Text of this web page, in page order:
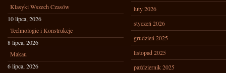
Klasyki Wszech Czasów
10 lipca, 2026
Technologie i Konstrukcje
8 lipca, 2026
Makau
6 lipca, 2026
luty 2026
styczeń 2026
grudzień 2025
listopad 2025
październik 2025